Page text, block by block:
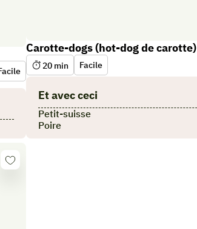
Carotte-dogs (hot-dog de carotte)
20 min Facile
Et avec ceci
Petit-suisse
Poire